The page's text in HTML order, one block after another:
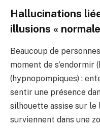
Hallucinations
illusions «
Beaucoup de
moment de s’endormir
(hypnopompiques) :
sentir une présence
silhouette assise sur le
surviennent dans une